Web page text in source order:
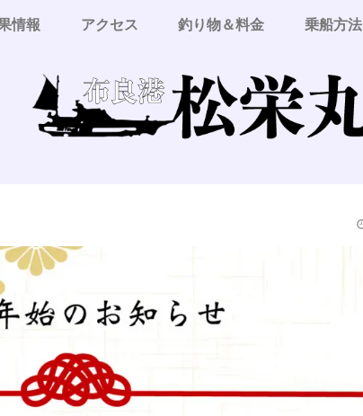
情報 アクセス 釣り物＆料金 乗船方法